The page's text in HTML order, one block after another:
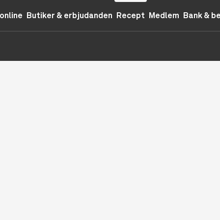
Butiker & erbjudanden Recept Medlem Bank &